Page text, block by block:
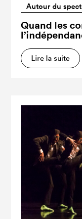
Autour du
Quand les
Lire la suite